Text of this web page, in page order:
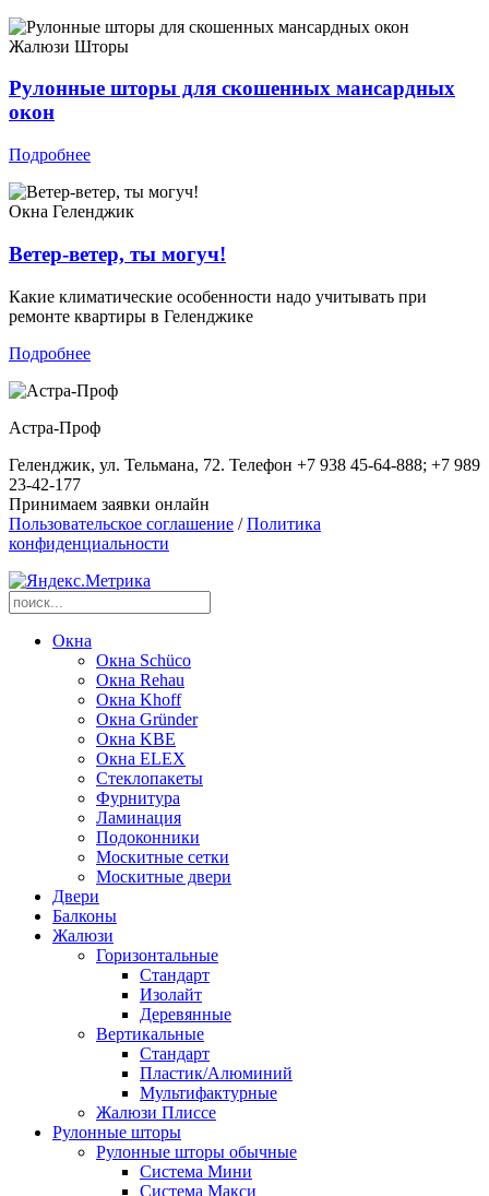
Жалюзи Шторы
Рулонные шторы для скошенных мансардных
окон
Подробнее
Окна Геленджик
Ветер-ветер, ты могуч!
Какие климатические особенности надо учитывать при
ремонте квартиры в Геленджике
Подробнее
Астра-Проф
Геленджик, ул. Тельмана, 72. Телефон +7 938 45-64-888; +7 989
23-42-177
Принимаем заявки онлайн
Пользовательское соглашение /Политика
конфиденциальности
Окна
Окна Schüco
Окна Rehau
Окна Khoff
Окна Gründer
Окна KBE
Окна ELEX
Стеклопакеты
Фурнитура
Ламинация
Подоконники
Москитные сетки
Москитные двери
Двери
Балконы
Жалюзи
Горизонтальные
Стандарт
Изолайт
Деревянные
Вертикальные
Стандарт
Пластик/Алюминий
Мультифактурные
Жалюзи Плиссе
Рулонные шторы
Рулонные шторы обычные
Система Мини
Система Макси